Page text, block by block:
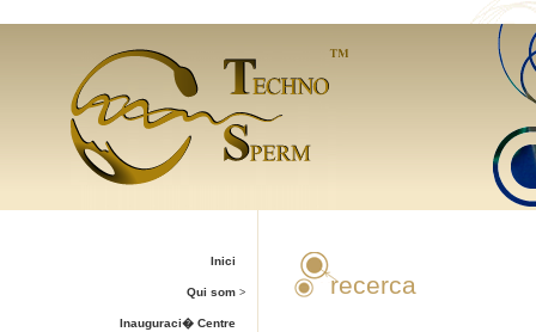
Inici
Qui som >
Inauguraci� Centre
recerca